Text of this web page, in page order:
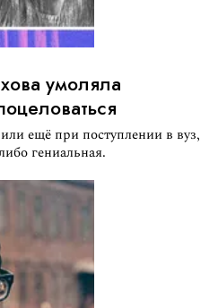
умоляла
ещё при поступлении в вуз,
гениальная.